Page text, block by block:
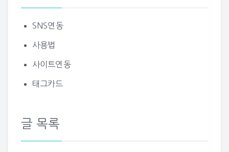
SNS연동
사용법
사이트연동
태그카드
글 목록